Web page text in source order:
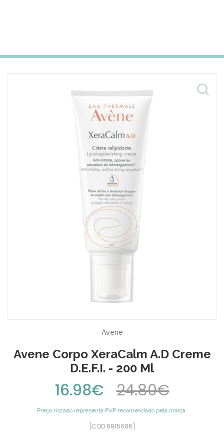
Avene
Avene Corpo XeraCalm A.D Creme
D.E.F.I. - 200 Ml
16.98€ 24.80€
Preço riscado representa PVP recomendado pela marca.
[COD 6915686]